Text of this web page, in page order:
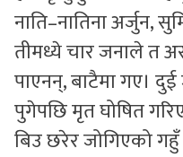
नाति–नातिना अर्जुन,
तीमध्ये चार जनाले त
पाएनन्, बाटैमा गए।
पुगेपछि मृत घोषित
बिउ छरेर जोगिएको गहुँ